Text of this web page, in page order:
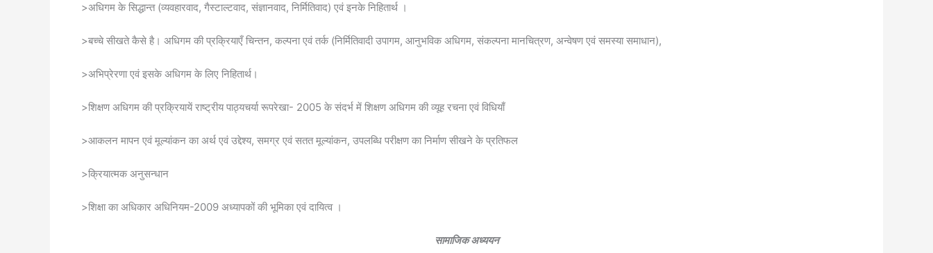
>अधिगम के सिद्धान्त (व्यवहारवाद, गैस्टाल्टवाद, संज्ञानवाद, निर्मितिवाद) एवं इनके निहितार्थ ।
>बच्चे सीखते कैसे है। अधिगम की प्रक्रियाएँ चिन्तन, कल्पना एवं तर्क (निर्मितिवादी उपागम, आनुभविक अधिगम, संकल्पना मानचित्रण, अन्वेषण एवं समस्या समाधान),
>अभिप्रेरणा एवं इसके अधिगम के लिए निहितार्थ।
>शिक्षण अधिगम की प्रक्रियायें राष्ट्रीय पाठ्यचर्या रूपरेखा- 2005 के संदर्भ में शिक्षण अधिगम की व्यूह रचना एवं विधियाँ
>आकलन मापन एवं मूल्यांकन का अर्थ एवं उद्देश्य, समग्र एवं सतत मूल्यांकन, उपलब्धि परीक्षण का निर्माण सीखने के प्रतिफल
>क्रियात्मक अनुसन्धान
>शिक्षा का अधिकार अधिनियम-2009 अध्यापकों की भूमिका एवं दायित्व ।
सामाजिक अध्ययन